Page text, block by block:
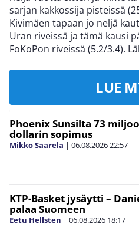
sarjan kakkossija pisteissä
Kivimäen tapaan jo neljä
Uran riveissä ja tämä kausi
FoKoPon riveissä (5.2/3.4).
LUE
Phoenix Sunsilta 73
dollarin sopimus
Mikko Saarela | 06.08.202622:57
KTP-Basket jysäytti –
palaa Suomeen
Eetu Hellsten | 06.08.2026 18:17